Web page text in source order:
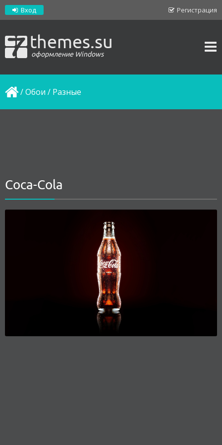
Регистрация
Вход
themes.su
оформление Windows
/Обои / Разные
Coca-Cola